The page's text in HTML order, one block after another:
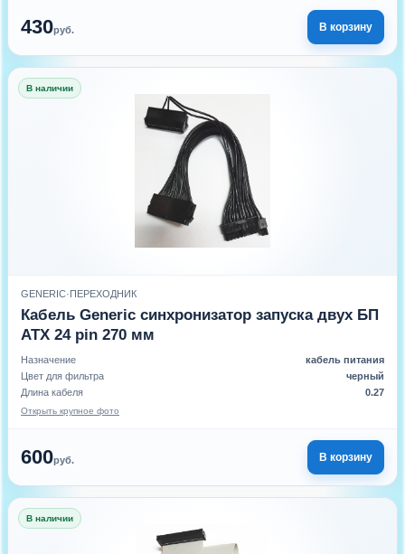
430руб. В корзину
В наличии
GENERIC·ПЕРЕХОДНИК
Кабель Generic синхронизатор запуска двух БП
ATX 24 pin 270 мм
Назначение
кабель питания
Цвет для фильтра
черный
Длина кабеля
0.27
Открыть крупное фото
600руб. В корзину
В наличии